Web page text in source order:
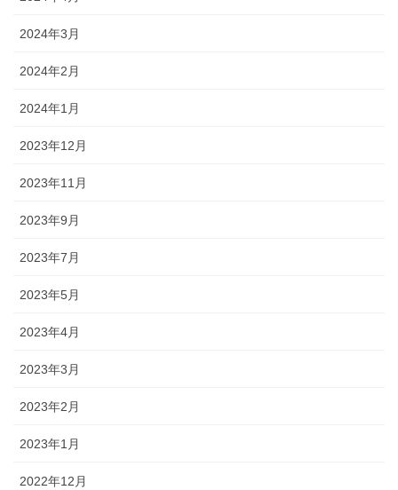
2024年3月
2024年2月
2024年1月
2023年12月
2023年11月
2023年9月
2023年7月
2023年5月
2023年4月
2023年3月
2023年2月
2023年1月
2022年12月